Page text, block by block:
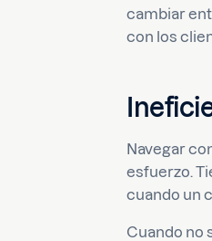
cambiar
con los
Navegar
esfuerzo.
cuando un
Cuando no